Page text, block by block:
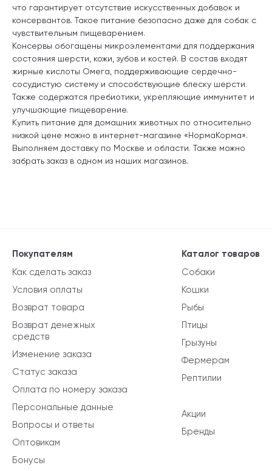
что гарантирует отсутствие искусственных добавок и
консервантов. Такое питание безопасно даже для собак с
чувствительным пищеварением.
Консервы обогащены микроэлементами для поддержания
состояния шерсти, кожи, зубов и костей. В состав входят
жирные кислоты Омега, поддерживающие сердечно-
сосудистую систему и способствующие блеску шерсти.
Также содержатся пребиотики, укрепляющие иммунитет и
улучшающие пищеварение.
Купить питание для домашних животных по относительно
низкой цене можно в интернет-магазине «НормаКорма».
Выполняем доставку по Москве и области. Также можно
забрать заказ в одном из наших магазинов.
Каталог товаров
Собаки
Кошки
Рыбы
Птицы
Грызуны
Фермерам
Рептилии
Акции
Бренды
Покупателям
Как сделать заказ
Условия оплаты
Возврат товара
Возврат денежных
средств
Изменение заказа
Статус заказа
Оплата по номеру заказа
Персональные данные
Вопросы и ответы
Оптовикам
Бонусы